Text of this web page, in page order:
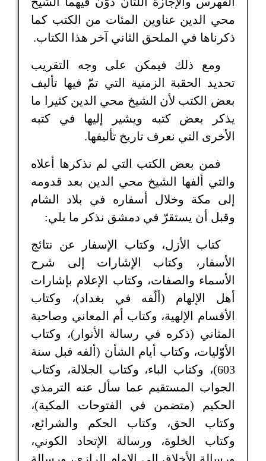
محي الدين عناوين المئات من الكتب كما
ذكرناها في الملحق الثاني آخر هذا الكتاب.
ومع ذلك فيمكن على وجه التقريب
تحديد الحقبة الزمنية التي تمّ فيها تأليف
بعض الكتب لأن الشيخ محي الدين كثيرا ما
يذكر بعض كتبه ويشير إليها في كتبه
الأخرى التي نعرف تاريخ تأليفها.
فمن بعض الكتب التي لم نذكرها أعلاه
والتي ألفها الشيخ محي الدين بعد قدومه
إلى مكة وخلال أسفاره في بلاد الشام
وقبل أن يستقرّ في دمشق نذكر ما يلي:
كتاب الأزل، وكتاب الإسفار عن نتائج
الأسفار، وكتاب الإشارات إلى شرح
الأسماء والصفات، وكتاب الإعلام بإشارات
أهل الإلهام (ألّفه في بغداد)، وكتاب
الأقسام الإلهية، وكتاب أم المعاني وصاحبة
المثاني (ذكره في رسالة الأنوار)، وكتاب
الأوّليات، وكتاب أيام الشأن (ألفه قبل سنة
603)، وكتاب الباء، وكتاب الجلالة، وكتاب
الجواب المستقيم عما سأل عنه الترمذي
الحكيم (متضمن في الفتوحات المكية)،
وكتاب الحق، وكتاب الحكم والشرائع،
وكتاب الخلوة، ورسالة الإتحاد الكوني،